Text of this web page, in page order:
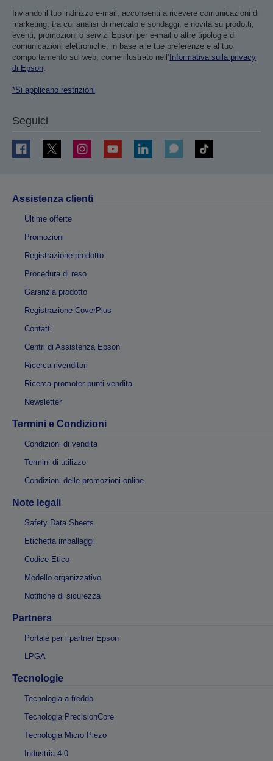
Inviando il tuo indirizzo e-mail, acconsenti a ricevere comunicazioni di
marketing, tra cui analisi di mercato e sondaggi, e novità su prodotti,
eventi, promozioni o servizi Epson per e-mail o altre tipologie di
comunicazioni elettroniche, in base alle tue preferenze e al tuo
comportamento sul web, come illustrato nell’ Informativa sulla privacy
di Epson.
*Si applicano restrizioni
Seguici
Assistenza clienti
Ultime offerte
Promozioni
Registrazione prodotto
Procedura di reso
Garanzia prodotto
Registrazione CoverPlus
Contatti
Centri di Assistenza Epson
Ricerca rivenditori
Ricerca promoter punti vendita
Newsletter
Termini e Condizioni
Condizioni di vendita
Termini di utilizzo
Condizioni delle promozioni online
Note legali
Safety Data Sheets
Etichetta imballaggi
Codice Etico
Modello organizzativo
Notifiche di sicurezza
Partners
Portale per i partner Epson
LPGA
Tecnologie
Tecnologia a freddo
Tecnologia PrecisionCore
Tecnologia Micro Piezo
Industria 4.0